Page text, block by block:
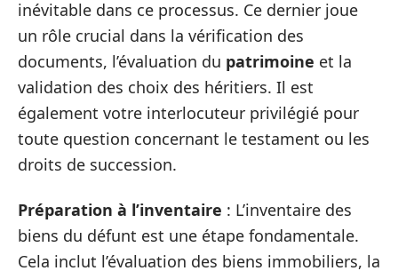
inévitable dans ce processus. Ce dernier joue
un rôle crucial dans la vérification des
documents, l’évaluation du patrimoine et la
validation des choix des héritiers. Il est
également votre interlocuteur privilégié pour
toute question concernant le testament ou les
droits de succession.
Préparation à l’inventaire : L’inventaire des
biens du défunt est une étape fondamentale.
Cela inclut l’évaluation des biens immobiliers, la